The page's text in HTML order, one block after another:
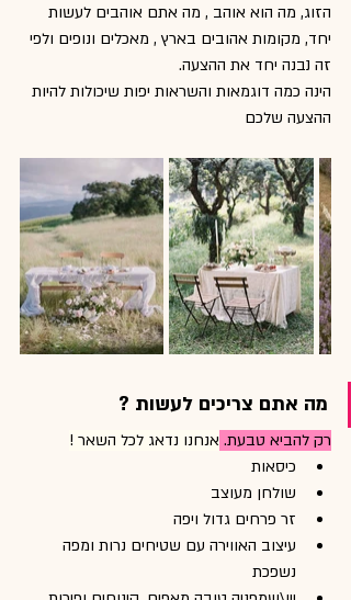
הזוג, מה הוא אוהב , מה אתם אוהבים לעשות
יחד, מקומות אהובים בארץ , מאכלים ונופים ולפי
זה נבנה יחד את ההצעה.
הינה כמה דוגמאות והשראות יפות שיכולות להיות
ההצעה שלכם
מה אתם צריכים לעשות ?
רק להביא טבעת. אנחנו נדאג לכל השאר !
כיסאות
שולחן מעוצב
זר פרחים גדול ויפה
עיצוב האווירה עם שטיחים נרות ומפה
נשפכת